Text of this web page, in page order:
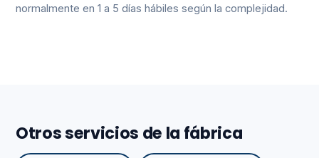
normalmente en 1 a 5 días hábiles según la complejidad.
Otros servicios de la fábrica